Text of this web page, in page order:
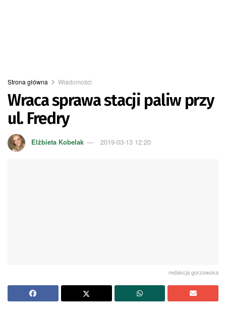
Strona główna Wiadomości
Wraca sprawa stacji paliw przy
ul. Fredry
Elżbieta Kobelak 2019-03-13 12:20
redakcja gorzowska